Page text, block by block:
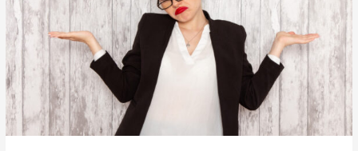
platformová
práce
pod
přísnější
kontrolou
státu